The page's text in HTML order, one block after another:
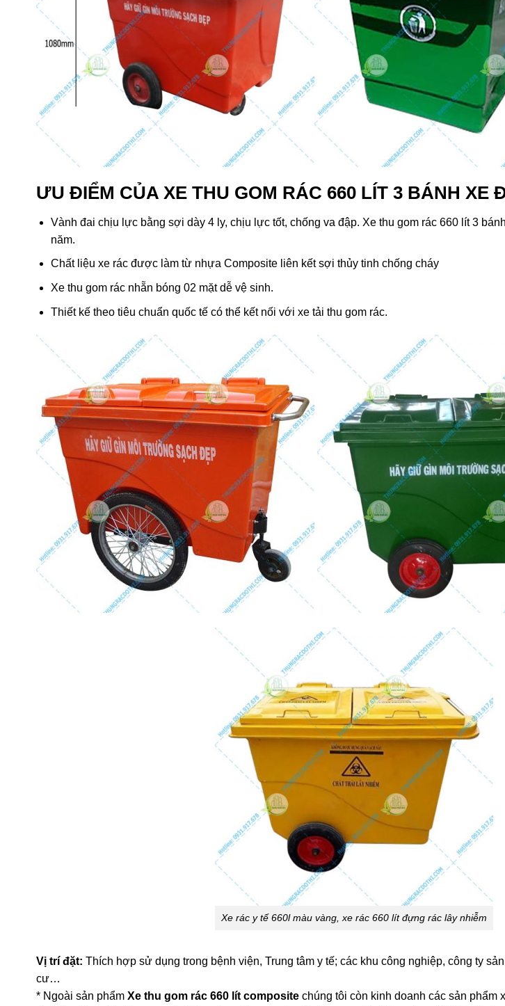
ƯU ĐIỂM CỦA XE THU GOM RÁC 660 LÍT 3 BÁNH XE
Vành đai chịu lực bằng sợi dày 4 ly, chịu lực tốt, chống va đập. Xe thu gom rác 660 lít 3
năm.
Chất liệu xe rác được làm từ nhựa Composite liên kết sợi thủy tinh chống cháy
Xe thu gom rác nhẵn bóng 02 mặt dễ vệ sinh.
Thiết kế theo tiêu chuẩn quốc tế có thể kết nối với xe tải thu gom rác.
Xe rác y tế 660l màu vàng, xe rác 660 lít đựng rác lây nhiễm
Vị trí đặt: Thích hợp sử dụng trong bệnh viện, Trung tâm y tế; các khu công nghiệp, công ty
cư…
* Ngoài sản phẩm Xe thu gom rác 660 lít composite chúng tôi còn kinh doanh các sản phẩm